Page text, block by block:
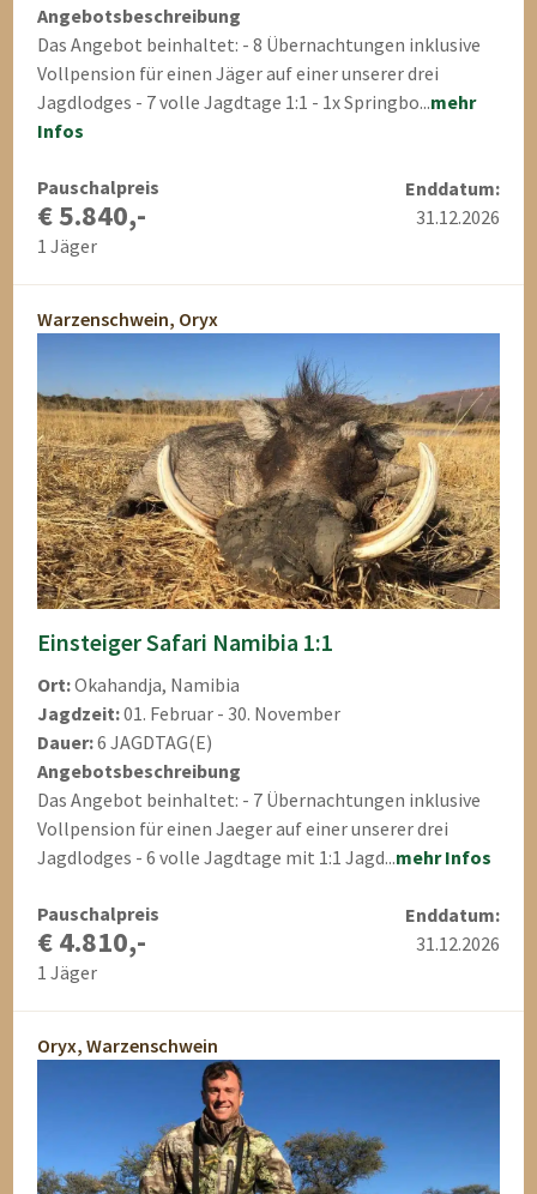
Angebotsbeschreibung
Das Angebot beinhaltet: - 8 Übernachtungen inklusive
Vollpension für einen Jäger auf einer unserer drei
Jagdlodges - 7 volle Jagdtage 1:1 - 1x Springbo...mehr
Infos
Pauschalpreis
€ 5.840,-
1 Jäger
Enddatum:
31.12.2026
Warzenschwein, Oryx
Einsteiger Safari Namibia 1:1
Ort:Okahandja, Namibia
Jagdzeit:01. Februar - 30. November
Dauer:6 JAGDTAG(E)
Angebotsbeschreibung
Das Angebot beinhaltet: - 7 Übernachtungen inklusive
Vollpension für einen Jaeger auf einer unserer drei
Jagdlodges - 6 volle Jagdtage mit 1:1 Jagd...mehr Infos
Pauschalpreis
€ 4.810,-
1 Jäger
Enddatum:
31.12.2026
Oryx, Warzenschwein